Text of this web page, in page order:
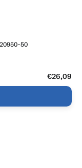
50
€26,09